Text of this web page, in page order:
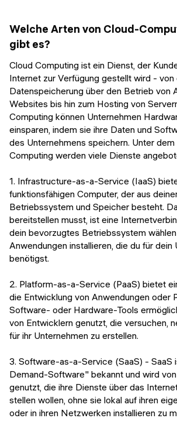
Welche Arten von Cloud-
gibt es?
Cloud Computing ist ein Dienst, der
Internet zur Verfügung gestellt wird - von
Datenspeicherung über den Betrieb von
Websites bis hin zum Hosting von
Computing können Unternehmen
einsparen, indem sie ihre Daten und
des Unternehmens speichern. Unter
Computing werden viele Dienste
1. Infrastructure-as-a-Service (IaaS)
funktionsfähigen Computer, der aus
Betriebssystem und Speicher besteht.
bereitstellen musst, ist eine
dein bevorzugtes Betriebssystem
Anwendungen installieren, die du für dein
benötigst.
2. Platform-as-a-Service (PaaS) bietet
die Entwicklung von Anwendungen oder
Software- oder Hardware-Tools
von Entwicklern genutzt, die versuchen,
für ihr Unternehmen zu erstellen.
3. Software-as-a-Service (SaaS) - SaaS
Demand-Software" bekannt und wird
genutzt, die ihre Dienste über das
stellen wollen, ohne sie lokal auf ihren
oder in ihren Netzwerken installieren zu